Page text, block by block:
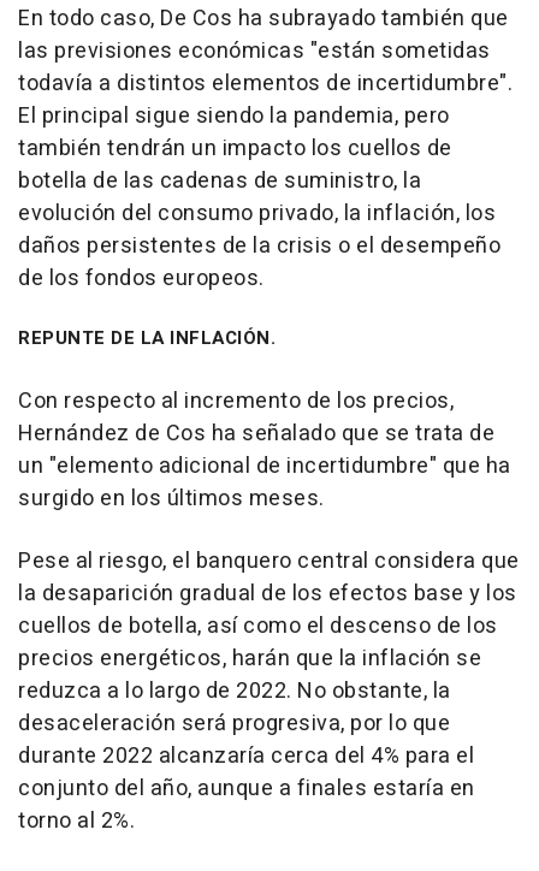
En todo caso, De Cos ha subrayado también que
las previsiones económicas "están sometidas
todavía a distintos elementos de incertidumbre".
El principal sigue siendo la pandemia, pero
también tendrán un impacto los cuellos de
botella de las cadenas de suministro, la
evolución del consumo privado, la inflación, los
daños persistentes de la crisis o el desempeño
de los fondos europeos.
REPUNTE DE LA INFLACIÓN.
Con respecto al incremento de los precios,
Hernández de Cos ha señalado que se trata de
un "elemento adicional de incertidumbre" que ha
surgido en los últimos meses.
Pese al riesgo, el banquero central considera que
la desaparición gradual de los efectos base y los
cuellos de botella, así como el descenso de los
precios energéticos, harán que la inflación se
reduzca a lo largo de 2022. No obstante, la
desaceleración será progresiva, por lo que
durante 2022 alcanzaría cerca del 4% para el
conjunto del año, aunque a finales estaría en
torno al 2%.